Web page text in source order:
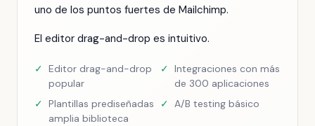
uno de los puntos fuertes de Mailchimp.
El editor drag-and-drop es intuitivo.
✓ Editor drag-and-drop
popular
✓ Integraciones con más
de 300 aplicaciones
✓ Plantillas prediseñadas
amplia biblioteca
✓ A/B testing básico